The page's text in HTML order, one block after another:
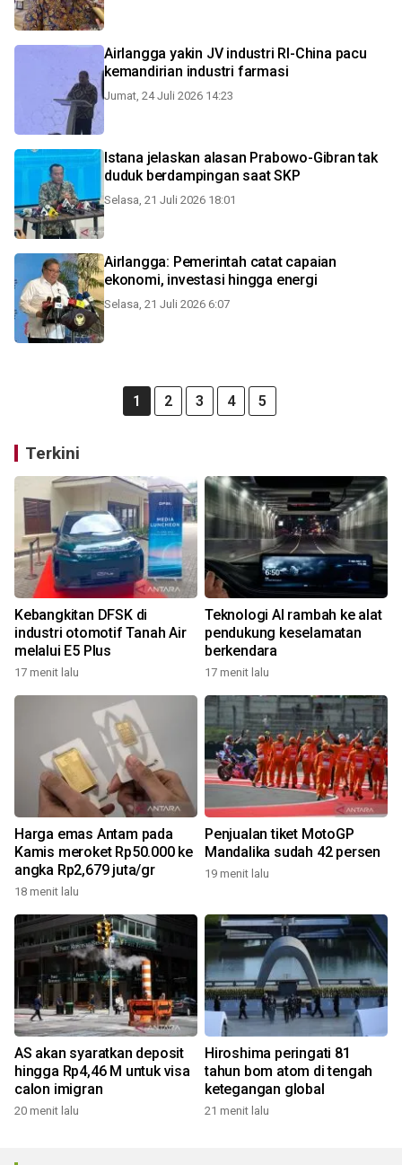
Airlangga yakin JV industri RI-China pacu
kemandirian industri farmasi
Jumat, 24 Juli 2026 14:23
Istana jelaskan alasan Prabowo-Gibran tak
duduk berdampingan saat SKP
Selasa, 21 Juli 2026 18:01
Airlangga: Pemerintah catat capaian
ekonomi, investasi hingga energi
Selasa, 21 Juli 2026 6:07
1 2 3 4 5
Terkini
Kebangkitan DFSK di
industri otomotif Tanah Air
melalui E5 Plus
17 menit lalu
Teknologi AI rambah ke alat
pendukung keselamatan
berkendara
17 menit lalu
Harga emas Antam pada
Kamis meroket Rp50.000 ke
angka Rp2,679 juta/gr
18 menit lalu
Penjualan tiket MotoGP
Mandalika sudah 42 persen
19 menit lalu
AS akan syaratkan deposit
hingga Rp4,46 M untuk visa
calon imigran
20 menit lalu
Hiroshima peringati 81
tahun bom atom di tengah
ketegangan global
21 menit lalu